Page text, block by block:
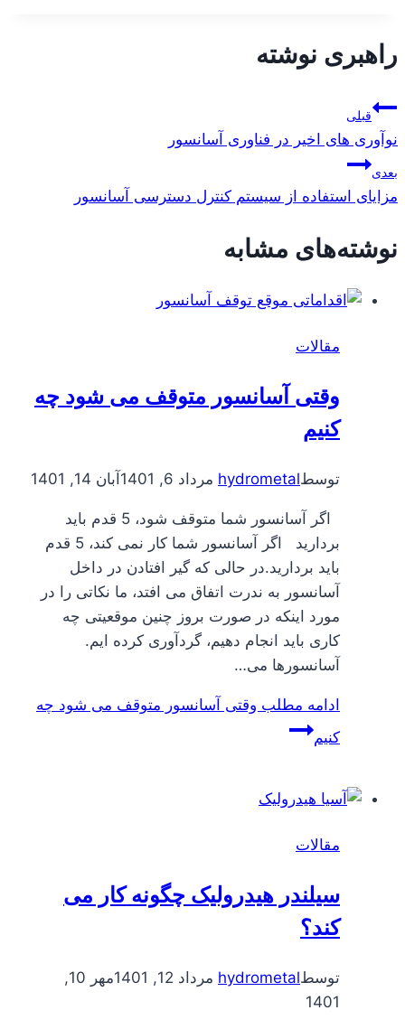
راهبری نوشته
قبلی
نوآوری های اخیر در فناوری آسانسور
بعدی
مزایای استفاده از سیستم کنترل دسترسی آسانسور
نوشته‌های مشابه
مقالات
وقتی آسانسور متوقف می شود چه
کنیم
توسطhydrometal مرداد 6, 1401 آبان 14, 1401
اگر آسانسور شما متوقف شود، 5 قدم باید
بردارید اگر آسانسور شما کار نمی کند، 5 قدم
باید بردارید.در حالی که گیر افتادن در داخل
آسانسور به ندرت اتفاق می افتد، ما نکاتی را در
مورد اینکه در صورت بروز چنین موقعیتی چه
کاری باید انجام دهیم، گردآوری کرده ایم.
آسانسورها می…
ادامه مطلب وقتی آسانسور متوقف می شود چه
کنیم
مقالات
سیلندر هیدرولیک چگونه کار می
کند؟
توسطhydrometal مرداد 12, 1401
مهر 10,
1401